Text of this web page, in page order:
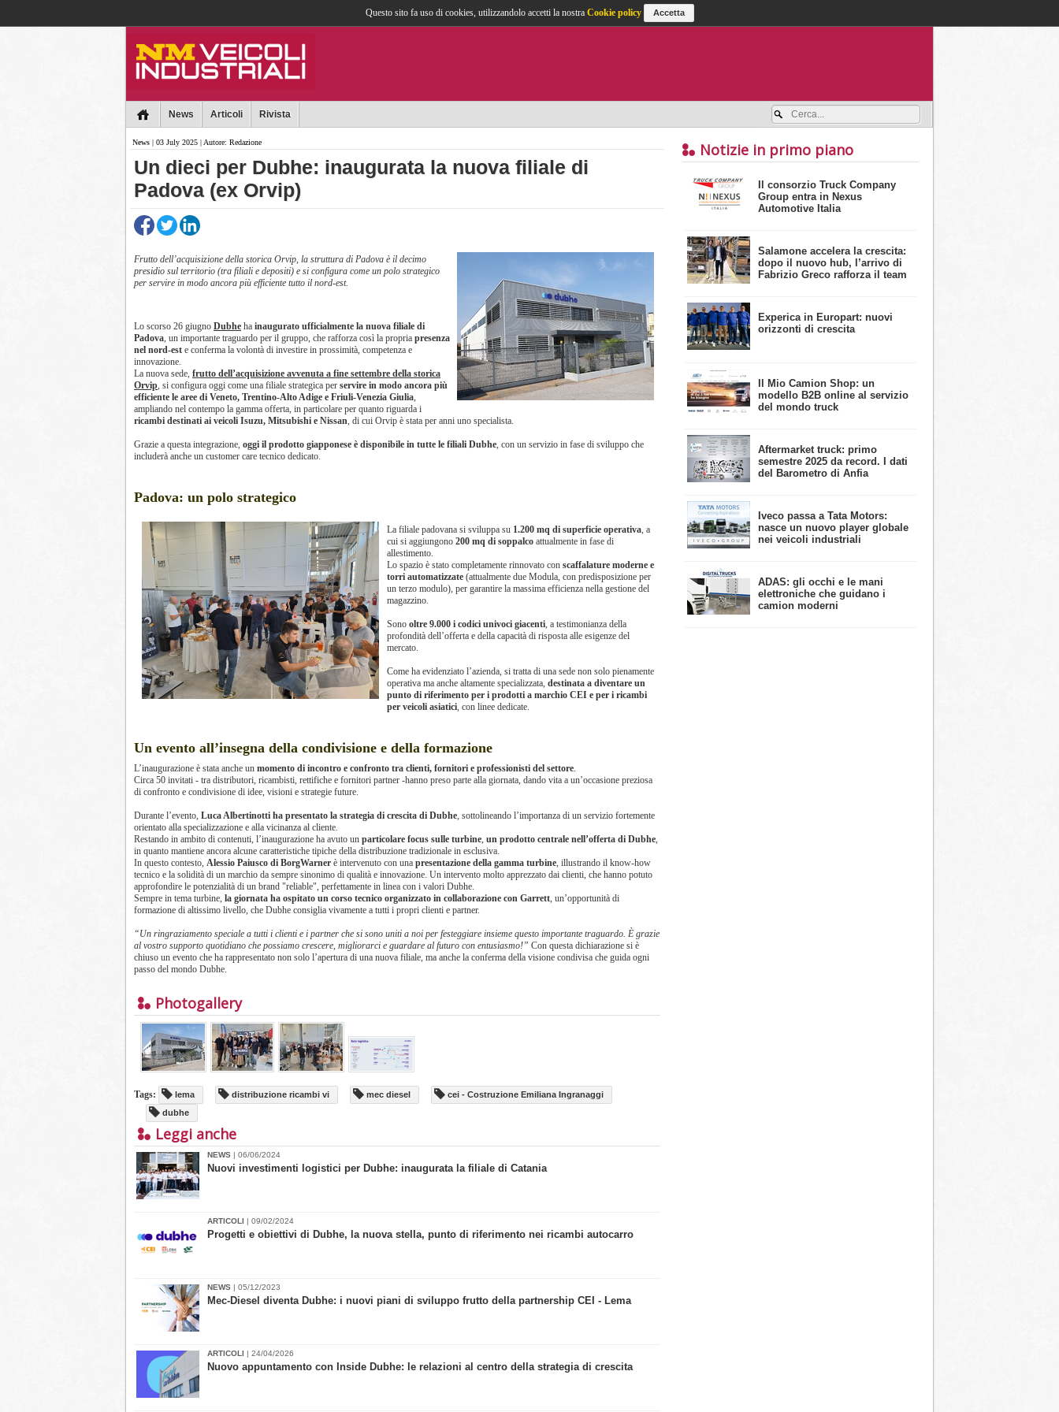
News Articoli Rivista
Notizie in primo piano
Il consorzio Truck Company
Group entra in Nexus
Automotive Italia
Salamone accelera la crescita:
dopo il nuovo hub, l’arrivo di
Fabrizio Greco rafforza il team
Experica in Europart: nuovi
orizzonti di crescita
​Il Mio Camion Shop: un
modello B2B online al servizio
del mondo truck
Aftermarket truck: primo
semestre 2025 da record. I dati
del Barometro di Anfia
Iveco passa a Tata Motors:
nasce un nuovo player globale
nei veicoli industriali
ADAS: gli occhi e le mani
elettroniche che guidano i
camion moderni
News | 03 July 2025 | Autore: Redazione
Un dieci per Dubhe: inaugurata la nuova filiale di
Padova (ex Orvip)
Frutto dell’acquisizione della storica Orvip, la struttura di Padova è il decimo
presidio sul territorio (tra filiali e depositi) e si configura come un polo strategico
per servire in modo ancora più efficiente tutto il nord-est.
Lo scorso 26 giugno Dubhe ha inaugurato ufficialmente la nuova filiale di
Padova, un importante traguardo per il gruppo, che rafforza così la propria presenza
nel nord-est e conferma la volontà di investire in prossimità, competenza e
innovazione.
La nuova sede, frutto dell’acquisizione avvenuta a fine settembre della storica
Orvip, si configura oggi come una filiale strategica per servire in modo ancora più
efficiente le aree di Veneto, Trentino-Alto Adige e Friuli-Venezia Giulia,
ampliando nel contempo la gamma offerta, in particolare per quanto riguarda i
ricambi destinati ai veicoli Isuzu, Mitsubishi e Nissan, di cui Orvip è stata per anni uno specialista.
Grazie a questa integrazione, oggi il prodotto giapponese è disponibile in tutte le filiali Dubhe, con un servizio in fase di sviluppo che
includerà anche un customer care tecnico dedicato.
Padova: un polo strategico
La filiale padovana si sviluppa su 1.200 mq di superficie operativa, a
cui si aggiungono200 mq di soppalcoattualmente in fase di
allestimento.
Lo spazio è stato completamente rinnovato con scaffalature moderne e
torri automatizzate(attualmente due Modula, con predisposizione per
un terzo modulo), per garantire la massima efficienza nella gestione del
magazzino.
Sono oltre 9.000 i codici univoci giacenti, a testimonianza della
profondità dell’offerta e della capacità di risposta alle esigenze del
mercato.
Come ha evidenziato l’azienda, si tratta di una sede non solo pienamente
operativa ma anche altamente specializzata, destinata a diventare un
punto di riferimento per i prodotti a marchio CEI e per i ricambi
per veicoli asiatici, con linee dedicate.
Un evento all’insegna della condivisione e della formazione
L’inaugurazione è stata anche un momento di incontro e confronto tra clienti, fornitori e professionisti del settore.
Circa 50 invitati - tra distributori, ricambisti, rettifiche e fornitori partner -hanno preso parte alla giornata, dando vita a un’occasione preziosa
di confronto e condivisione di idee, visioni e strategie future.
Durante l’evento, Luca Albertinotti ha presentato la strategia di crescita di Dubhe, sottolineando l’importanza di un servizio fortemente
orientato alla specializzazione e alla vicinanza al cliente.
Restando in ambito di contenuti, l’inaugurazione ha avuto un particolare focus sulle turbine, un prodotto centrale nell’offerta di Dubhe,
in quanto mantiene ancora alcune caratteristiche tipiche della distribuzione tradizionale in esclusiva.
In questo contesto, Alessio Paiusco di BorgWarner è intervenuto con una presentazione della gamma turbine, illustrando il know-how
tecnico e la solidità di un marchio da sempre sinonimo di qualità e innovazione. Un intervento molto apprezzato dai clienti, che hanno potuto
approfondire le potenzialità di un brand "reliable", perfettamente in linea con i valori Dubhe.
Sempre in tema turbine, la giornata ha ospitato un corso tecnico organizzato in collaborazione con Garrett, un’opportunità di
formazione di altissimo livello, che Dubhe consiglia vivamente a tutti i propri clienti e partner.
“Un ringraziamento speciale a tutti i clienti e i partner che si sono uniti a noi per festeggiare insieme questo importante traguardo. È grazie
al vostro supporto quotidiano che possiamo crescere, migliorarci e guardare al futuro con entusiasmo!” Con questa dichiarazione si è
chiuso un evento che ha rappresentato non solo l’apertura di una nuova filiale, ma anche la conferma della visione condivisa che guida ogni
passo del mondo Dubhe.
Photogallery
Tags: lema distribuzione ricambi vi mec diesel
cei - Costruzione Emiliana Ingranaggi
dubhe
Leggi anche
NEWS | 06/06/2024
Nuovi investimenti logistici per Dubhe: inaugurata la filiale di Catania
ARTICOLI | 09/02/2024
Progetti e obiettivi di Dubhe, la nuova stella, punto di riferimento nei ricambi autocarro
NEWS | 05/12/2023
Mec-Diesel diventa Dubhe: i nuovi piani di sviluppo frutto della partnership CEI - Lema
ARTICOLI | 24/04/2026
Nuovo appuntamento con Inside Dubhe: le relazioni al centro della strategia di crescita
Questo sito fa uso di cookies, utilizzandolo accetti la nostra Cookie policy Accetta